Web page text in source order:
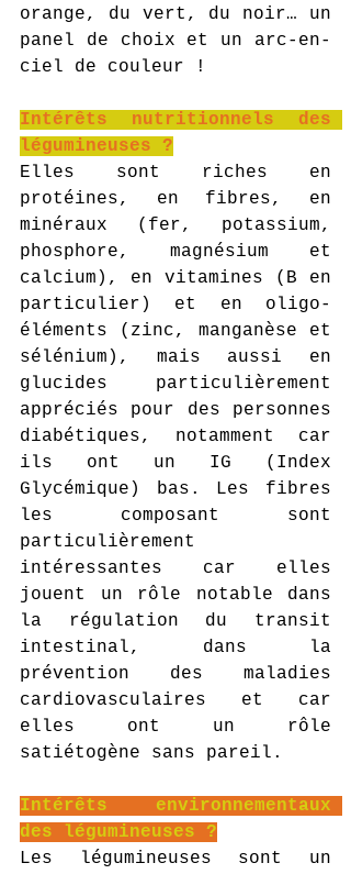
orange, du vert, du noir… un
panel de choix et un arc-en-
ciel de couleur !
Intérêts nutritionnels des
légumineuses ?
Elles sont riches en
protéines, en fibres, en
minéraux ( fer, potassium,
phosphore, magnésium et
calcium), en vitamines ( B en
particulier) et en oligo-
éléments (zinc, manganèse et
sélénium), mais aussi en
glucides particulièrement
appréciés pour des personnes
diabétiques, notamment car
ils ont un IG (Index
Glycémique) bas.
Les fibres
les composant sont
particulièrement
intéressantes car elles
jouent un rôle notable dans
la régulation du transit
intestinal, dans la
prévention des maladies
cardiovasculaires et car
elles ont un rôle
satiétogène sans pareil.
Intérêts environnementaux
des légumineuses ?
Les légumineuses sont un